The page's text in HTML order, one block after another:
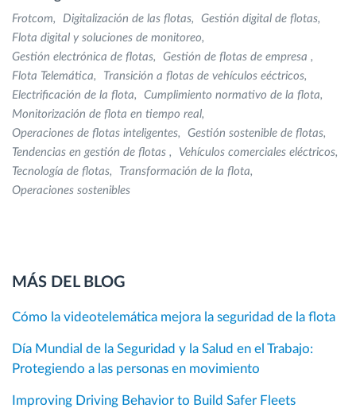
Frotcom Digitalización de las flotas
Gestión digital de flotas
Flota digital y soluciones de monitoreo
Gestión electrónica de flotas
Gestión de flotas de empresa
Flota Telemática
Transición a flotas de vehículos eéctricos
Electrificación de la flota
Cumplimiento normativo de la flota
Monitorización de flota en tiempo real
Operaciones de flotas inteligentes
Gestión sostenible de flotas
Tendencias en gestión de flotas
Vehículos comerciales eléctricos
Tecnología de flotas
Transformación de la flota
Operaciones sostenibles
MÁS DEL BLOG
Cómo la videotelemática mejora la seguridad de la flota
Día Mundial de la Seguridad y la Salud en el Trabajo:
Protegiendo a las personas en movimiento
Improving Driving Behavior to Build Safer Fleets